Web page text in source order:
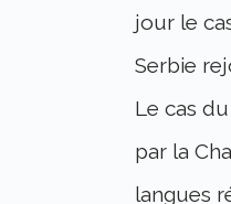
jour le
Serbie
Le cas
par la
langues